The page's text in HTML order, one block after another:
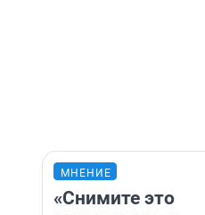
МНЕНИЕ
«Снимите это